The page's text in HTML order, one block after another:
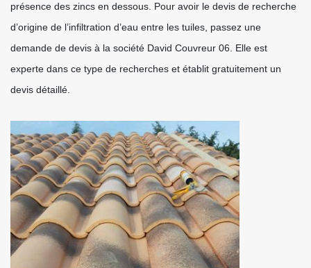
présence des zincs en dessous. Pour avoir le devis de recherche
d’origine de l’infiltration d’eau entre les tuiles, passez une
demande de devis à la société David Couvreur 06. Elle est
experte dans ce type de recherches et établit gratuitement un
devis détaillé.